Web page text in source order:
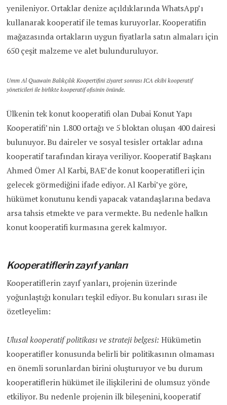
yenileniyor. Ortaklar denize açıldıklarında WhatsApp’ı
kullanarak kooperatif ile temas kuruyorlar. Kooperatifin
mağazasında ortakların uygun fiyatlarla satın almaları için
650 çeşit malzeme ve alet bulunduruluyor.
Umm Al Quawain Balıkçılık Koopertifini ziyaret sonrası ICA ekibi kooperatif
yöneticileri ile birlikte kooperatif ofisinin önünde.
Ülkenin tek konut kooperatifi olan Dubai Konut Yapı
Kooperatifi’nin 1.800 ortağı ve 5 bloktan oluşan 400 dairesi
bulunuyor. Bu daireler ve sosyal tesisler ortaklar adına
kooperatif tarafından kiraya veriliyor. Kooperatif Başkanı
Ahmed Ömer Al Karbi, BAE’de konut kooperatifleri için
gelecek görmediğini ifade ediyor. Al Karbi’ye göre,
hükümet konutunu kendi yapacak vatandaşlarına bedava
arsa tahsis etmekte ve para vermekte. Bu nedenle halkın
konut kooperatifi kurmasına gerek kalmıyor.
Kooperatiflerin zayıf yanları
Kooperatiflerin zayıf yanları, projenin üzerinde
yoğunlaştığı konuları teşkil ediyor. Bu konuları sırası ile
özetleyelim:
Ulusal kooperatif politikası ve strateji belgesi: Hükümetin
kooperatifler konusunda belirli bir politikasının olmaması
en önemli sorunlardan birini oluşturuyor ve bu durum
kooperatiflerin hükümet ile ilişkilerini de olumsuz yönde
etkiliyor. Bu nedenle projenin ilk bileşenini, kooperatif